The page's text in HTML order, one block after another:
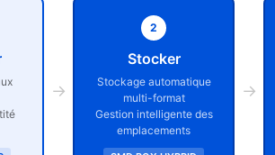
→
2
Stocker
Stockage automatique
multi-format
Gestion intelligente des
emplacements
→